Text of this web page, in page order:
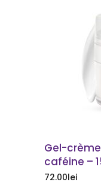
Gel-
caféine –
72.00lei